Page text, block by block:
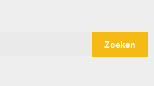
Zoeken